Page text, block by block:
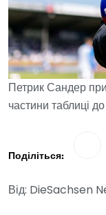
Петрик Сандер
частини таблиці
Поділіться:
Від: DieSachsen